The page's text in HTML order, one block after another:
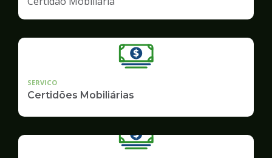
SERVICO
Certidões Mobiliárias